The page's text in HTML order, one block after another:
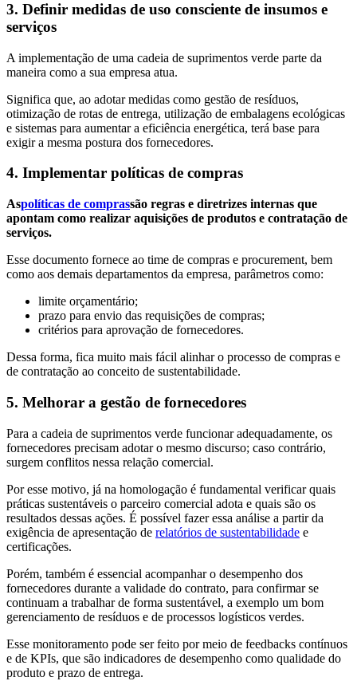
3. Definir medidas de uso consciente de insumos e
serviços
A implementação de uma cadeia de suprimentos verde parte da
maneira como a sua empresa atua.
Significa que, ao adotar medidas como gestão de resíduos,
otimização de rotas de entrega, utilização de embalagens ecológicas
e sistemas para aumentar a eficiência energética, terá base para
exigir a mesma postura dos fornecedores.
4. Implementar políticas de compras
Aspolíticas de comprassão regras e diretrizes internas que
apontam como realizar aquisições de produtos e contratação de
serviços.
Esse documento fornece ao time de compras e procurement, bem
como aos demais departamentos da empresa, parâmetros como:
limite orçamentário;
prazo para envio das requisições de compras;
critérios para aprovação de fornecedores.
Dessa forma, fica muito mais fácil alinhar o processo de compras e
de contratação ao conceito de sustentabilidade.
5. Melhorar a gestão de fornecedores
Para a cadeia de suprimentos verde funcionar adequadamente, os
fornecedores precisam adotar o mesmo discurso; caso contrário,
surgem conflitos nessa relação comercial.
Por esse motivo, já na homologação é fundamental verificar quais
práticas sustentáveis o parceiro comercial adota e quais são os
resultados dessas ações. É possível fazer essa análise a partir da
exigência de apresentação de relatórios de sustentabilidade e
certificações.
Porém, também é essencial acompanhar o desempenho dos
fornecedores durante a validade do contrato, para confirmar se
continuam a trabalhar de forma sustentável, a exemplo um bom
gerenciamento de resíduos e de processos logísticos verdes.
Esse monitoramento pode ser feito por meio de feedbacks contínuos
e de KPIs, que são indicadores de desempenho como qualidade do
produto e prazo de entrega.